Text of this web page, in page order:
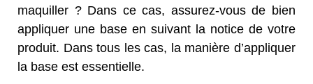
maquiller ? Dans ce cas, assurez-vous de bien
appliquer une base en suivant la notice de votre
produit. Dans tous les cas, la manière d’appliquer
la base est essentielle.